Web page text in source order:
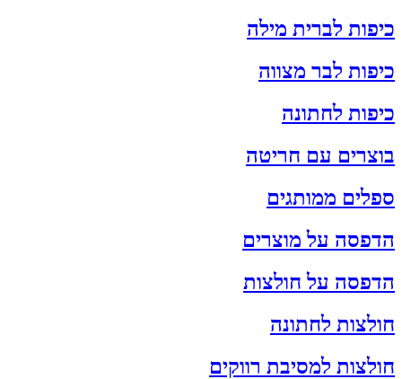
כיפות לברית מילה
כיפות לבר מצווה
כיפות לחתונה
בוצרים עם חריטה
ספלים ממותגים
הדפסה על מוצרים
הדפסה על חולצות
חולצות לחתונה
חולצות למסיבת רווקים